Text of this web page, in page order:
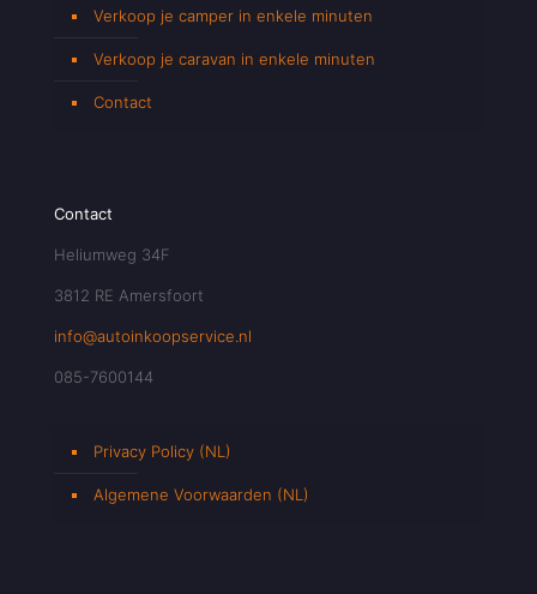
Verkoop je camper in enkele minuten
Verkoop je caravan in enkele minuten
Contact
Contact
Heliumweg 34F
3812 RE Amersfoort
info@autoinkoopservice.nl
085-7600144
Privacy Policy (NL)
Algemene Voorwaarden (NL)